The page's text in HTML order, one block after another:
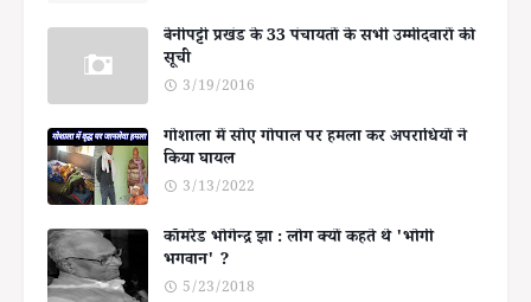
बेनीपट्टी प्रखंड के 33 पंचायतों के सभी उम्मीदवारों की
सूची
3/19/2016
गोशाला में सोए गोपाल पर हमला कर अपराधियों ने
किया घायल
3/13/2022
कॉमरेड भोगेन्द्र झा : लोग क्यों कहते थे 'भोगी
भगवान' ?
5/23/2018